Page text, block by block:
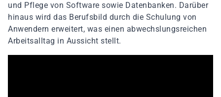
und Pflege von Software sowie Datenbanken. Darüber
hinaus wird das Berufsbild durch die Schulung von
Anwendern erweitert, was einen abwechslungsreichen
Arbeitsalltag in Aussicht stellt.